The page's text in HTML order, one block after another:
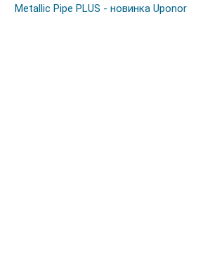
Metallic Pipe PLUS - новинка Uponor